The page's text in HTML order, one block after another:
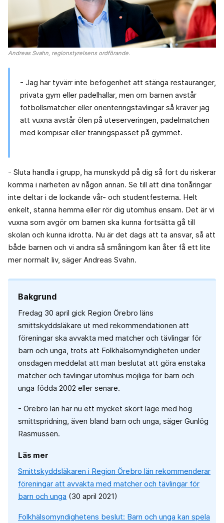
Andreas Svahn, regionstyrelsens ordförande.
- Jag har tyvärr inte befogenhet att stänga restauranger,
privata gym eller padelhallar, men om barnen avstår
fotbollsmatcher eller orienteringstävlingar så kräver jag
att vuxna avstår ölen på uteserveringen, padelmatchen
med kompisar eller träningspasset på gymmet.
- Sluta handla i grupp, ha munskydd på dig så fort du riskerar
komma i närheten av någon annan. Se till att dina tonåringar
inte deltar i de lockande vår- och studentfesterna. Helt
enkelt, stanna hemma eller rör dig utomhus ensam. Det är vi
vuxna som avgör om barnen ska kunna fortsätta gå till
skolan och kunna idrotta. Nu är det dags att ta ansvar, så att
både barnen och vi andra så småningom kan åter få ett lite
mer normalt liv, säger Andreas Svahn.
Bakgrund
Fredag 30 april gick Region Örebro läns
smittskyddsläkare ut med rekommendationen att
föreningar ska avvakta med matcher och tävlingar för
barn och unga, trots att Folkhälsomyndigheten under
onsdagen meddelat att man beslutat att göra enstaka
matcher och tävlingar utomhus möjliga för barn och
unga födda 2002 eller senare.
- Örebro län har nu ett mycket skört läge med hög
smittspridning, även bland barn och unga, säger Gunlög
Rasmussen.
Läs mer
Smittskyddsläkaren i Region Örebro län rekommenderar
föreningar att avvakta med matcher och tävlingar för
barn och unga (30 april 2021)
Folkhälsomyndighetens beslut: Barn och unga kan spela